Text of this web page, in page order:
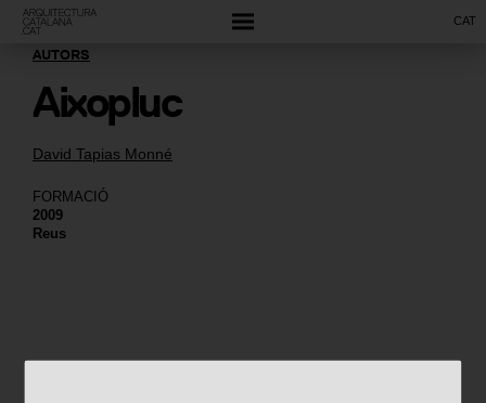
CAT
David Tapias Monné
FORMACIÓ
2009
Reus
AUTORS
Aixopluc